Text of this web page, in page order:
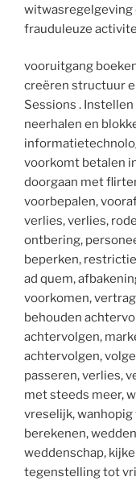
witwasregelgeving
frauduleuze
vooruitgang
creëren structuur
Sessions .
neerhalen en
voorkomt betalen
doorgaan met
voorbepalen,
verlies, verlies,
ontbering,
beperken,
ad quem,
voorkomen,
behouden
achtervolgen,
achtervolgen,
passeren, verlies,
met steeds meer,
vreselijk,
berekenen,
weddenschap,
tegenstelling tot